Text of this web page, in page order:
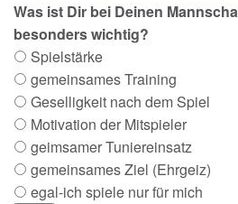
Was ist Dir bei Deinen
besonders wichtig?
Spielstärke
gemeinsames Training
Geselligkeit nach dem Spiel
Motivation der Mitspieler
geimsamer Tuniereinsatz
gemeinsames Ziel (Ehrgeiz)
egal-ich spiele nur für mich